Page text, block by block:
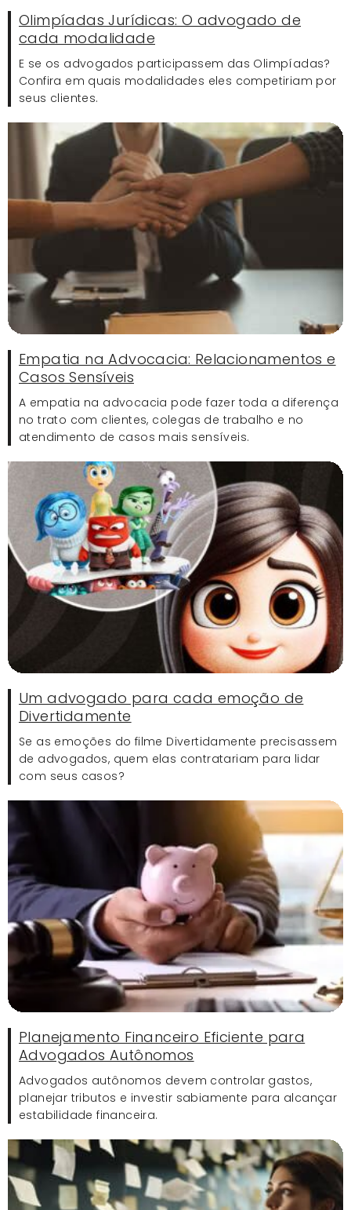
Olimpíadas Jurídicas: O advogado de
cada modalidade
E se os advogados participassem das Olimpíadas?
Confira em quais modalidades eles competiriam por
seus clientes.
Empatia na Advocacia: Relacionamentos e
Casos Sensíveis
A empatia na advocacia pode fazer toda a diferença
no trato com clientes, colegas de trabalho e no
atendimento de casos mais sensíveis.
Um advogado para cada emoção de
Divertidamente
Se as emoções do filme Divertidamente precisassem
de advogados, quem elas contratariam para lidar
com seus casos?
Planejamento Financeiro Eficiente para
Advogados Autônomos
Advogados autônomos devem controlar gastos,
planejar tributos e investir sabiamente para alcançar
estabilidade financeira.